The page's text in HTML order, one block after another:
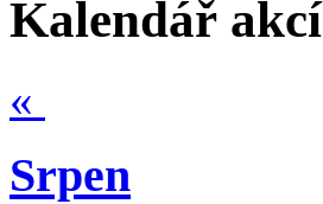
Kalendář akcí
«
Srpen